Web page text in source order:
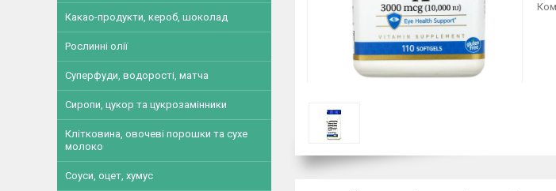
Какао-продукти, кероб, шоколад
Рослинні олії
Суперфуди, водорості, матча
Сиропи, цукор та цукрозамінники
Клітковина, овочеві порошки та сухе
молоко
Соуси, оцет, хумус